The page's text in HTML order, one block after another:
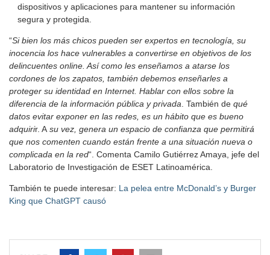
dispositivos y aplicaciones para mantener su información
segura y protegida.
“Si bien los más chicos pueden ser expertos en tecnología, su
inocencia los hace vulnerables a convertirse en objetivos de los
delincuentes online. Así como les enseñamos a atarse los
cordones de los zapatos, también debemos enseñarles a
proteger su identidad en Internet. Hablar con ellos sobre la
diferencia de la información pública y privada. También de qué
datos evitar exponer en las redes, es un hábito que es bueno
adquirir. Asu vez, genera un espacio de confianza que permitirá
que nos comenten cuando están frente a una situación nueva o
complicada en la red“. Comenta Camilo Gutiérrez Amaya, jefe del
Laboratorio de Investigación de ESET Latinoamérica.
También te puede interesar: La pelea entre McDonald’s y Burger
King que ChatGPT causó